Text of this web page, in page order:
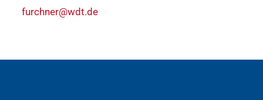
furchner@wdt.de